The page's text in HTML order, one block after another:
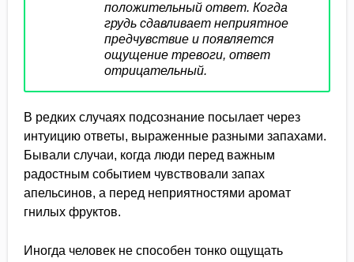
положительный ответ. Когда
грудь сдавливает неприятное
предчувствие и появляется
ощущение тревоги, ответ
отрицательный.
В редких случаях подсознание посылает через
интуицию ответы, выраженные разными запахами.
Бывали случаи, когда люди перед важным
радостным событием чувствовали запах
апельсинов, а перед неприятностями аромат
гнилых фруктов.
Иногда человек не способен тонко ощущать